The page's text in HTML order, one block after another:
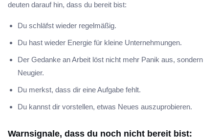
deuten darauf hin, dass du bereit bist:
Du schläfst wieder regelmäßig.
Du hast wieder Energie für kleine Unternehmungen.
Der Gedanke an Arbeit löst nicht mehr Panik aus, sondern
Neugier.
Du merkst, dass dir eine Aufgabe fehlt.
Du kannst dir vorstellen, etwas Neues auszuprobieren.
Warnsignale, dass du noch nicht bereit bist: